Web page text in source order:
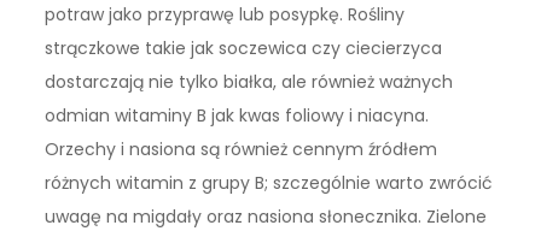
potraw jako przyprawę lub posypkę. Rośliny
strączkowe takie jak soczewica czy ciecierzyca
dostarczają nie tylko białka, ale również ważnych
odmian witaminy B jak kwas foliowy i niacyna.
Orzechy i nasiona są również cennym źródłem
różnych witamin z grupy B; szczególnie warto zwrócić
uwagę na migdały oraz nasiona słonecznika. Zielone